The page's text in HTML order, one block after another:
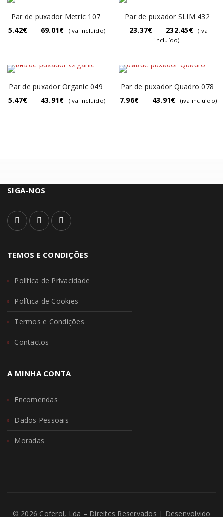
Par de puxador Metric 107
5.42€ – 69.01€ (iva incluído)
Par de puxador SLIM 432
23.37€ – 232.45€
(iva
incluído)
Par de puxador Organic 049
5.47€ – 43.91€ (iva incluído)
Par de puxador Quadro 078
7.96€ – 43.91€ (iva incluído)
SIGA-NOS
TEMOS E CONDIÇÕES
Política de Privacidade
Política de Cookies
Termos e Condições
Contactos
A MINHA CONTA
Encomendas
Dados Pessoais
Moradas
© 2026 Coferol, Lda – Direitos Reservados | Desenvolvido